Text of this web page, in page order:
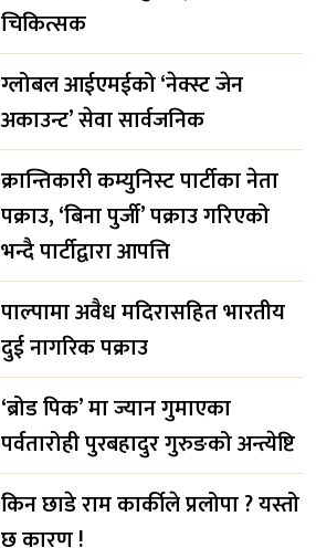
चिकित्सक
ग्लोबल आईएमईको ‘नेक्स्ट जेन
अकाउन्ट’ सेवा सार्वजनिक
क्रान्तिकारी कम्युनिस्ट पार्टीका नेता
पक्राउ, ‘बिना पुर्जी’ पक्राउ गरिएको
भन्दै पार्टीद्वारा आपत्ति
पाल्पामा अवैध मदिरासहित भारतीय
दुई नागरिक पक्राउ
‘ब्रोड पिक’ मा ज्यान गुमाएका
पर्वतारोही पुरबहादुर गुरुङको अन्त्येष्टि
किन छाडे राम कार्कीले प्रलोपा ? यस्तो
छ कारण !